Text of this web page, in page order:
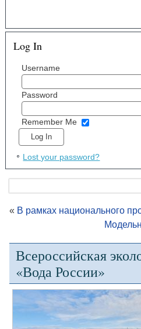
Log In
Username
Password
Remember Me
Lost your password?
« В рамках национального
Всероссийская
«Вода России»